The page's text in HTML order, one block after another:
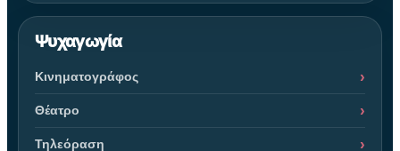
Ψυχαγωγία
Κινηματογράφος
Θέατρο
Τηλεόραση